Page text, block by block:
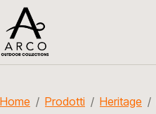
Home Prodotti Heritage